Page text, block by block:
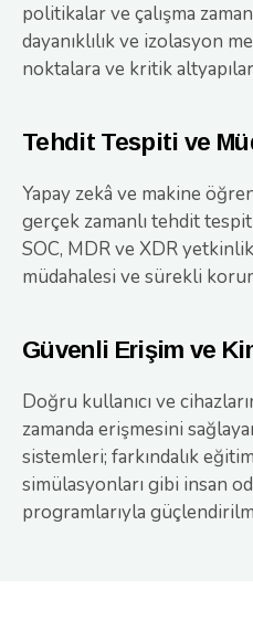
politikalar ve çalışma
dayanıklılık ve izolasyon
noktalara ve kritik
Tehdit Tespiti ve
Yapay zekâ ve makine
gerçek zamanlı tehdit
SOC, MDR ve XDR
müdahalesi ve sürekli
Güvenli Erişim ve
Doğru kullanıcı ve
zamanda erişmesini
sistemleri; farkındalık
simülasyonları gibi insan
programlarıyla